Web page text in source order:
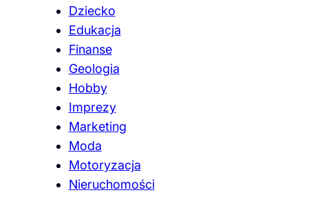
Dziecko
Edukacja
Finanse
Geologia
Hobby
Imprezy
Marketing
Moda
Motoryzacja
Nieruchomości